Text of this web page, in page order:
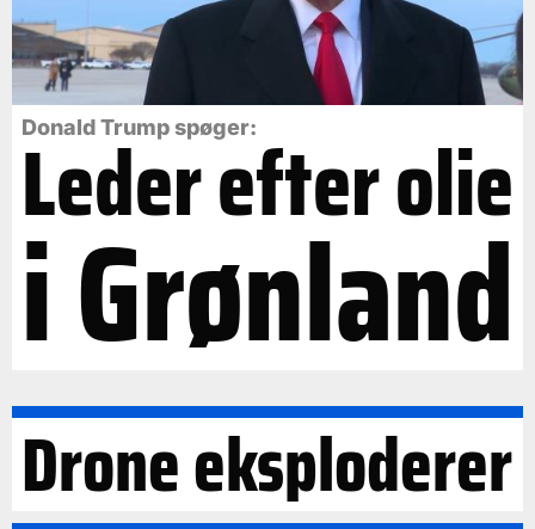
Donald Trump spøger:
Leder efter olie
i Grønland
Drone eksploderer